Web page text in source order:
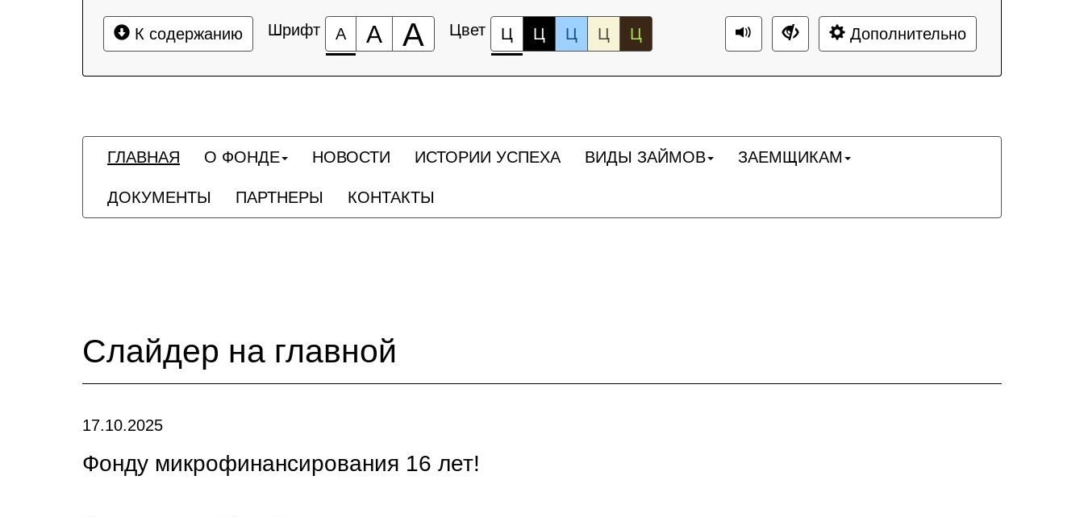
К содержанию Шрифт А А А Цвет Ц Ц Ц Ц Ц Дополнительно
ГЛАВНАЯ О ФОНДЕ НОВОСТИ ИСТОРИИ УСПЕХА ВИДЫ ЗАЙМОВ ЗАЕМЩИКАМ
ДОКУМЕНТЫ ПАРТНЕРЫ КОНТАКТЫ
Слайдер на главной
17.10.2025
Фонду микрофинансирования 16 лет!